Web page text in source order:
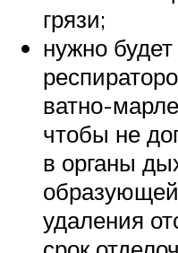
грязи;
нужно
ватно-
чтобы не
в органы
удаления